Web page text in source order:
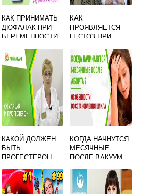
КАК ПРИНИМАТЬ
ДЮФАЛАК ПРИ
БЕРЕМЕННОСТИ
КАК
ПРОЯВЛЯЕТСЯ
ГЕСТОЗ ПРИ
В ТРЕТЬЕМ
ТРИМЕСТРЕ
КАКОЙ ДОЛЖЕН
БЫТЬ
ПРОГЕСТЕРОН
ЗАБЕРЕМЕНЕТЬ
КОГДА НАЧНУТСЯ
МЕСЯЧНЫЕ
ПОСЛЕ ВАКУУМ
ЗА ЗАМЕРШЕЙ
БЕРЕМЕННОСТИ